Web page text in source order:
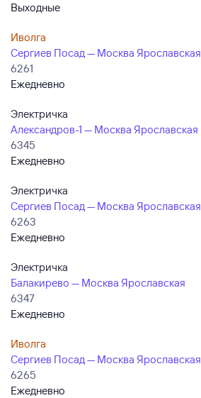
Выходные
Иволга
Сергиев Посад — Москва Ярославская
6261
Ежедневно
Электричка
Александров-1 — Москва Ярославская
6345
Ежедневно
Электричка
Сергиев Посад — Москва Ярославская
6263
Ежедневно
Электричка
Балакирево — Москва Ярославская
6347
Ежедневно
Иволга
Сергиев Посад — Москва Ярославская
6265
Ежедневно